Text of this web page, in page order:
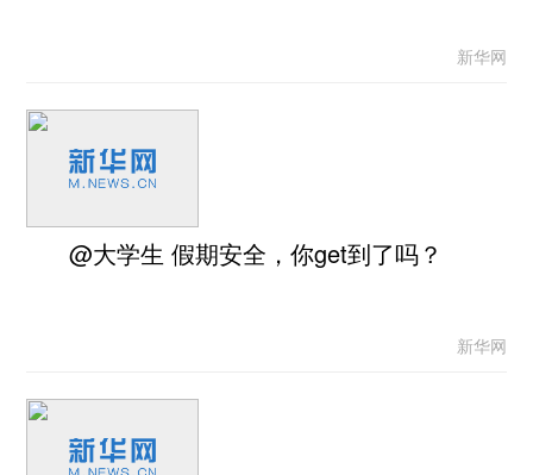
新华网
@大学生 假期安全，你get到了吗？
新华网